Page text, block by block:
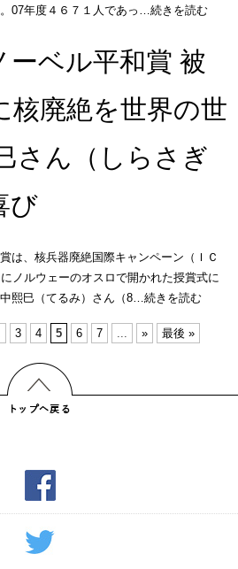
07年度４６７１人であっ…続きを読む
ーベル平和賞 被
核廃絶を世界の世
さん（しらさぎ
び
は、核兵器廃絶国際キャンペーン（ＩＣ
ノルウェーのオスロで開かれた授賞式に
熙巳（てるみ）さん（8…続きを読む
3 4 5 6 7 ... » 最後 »